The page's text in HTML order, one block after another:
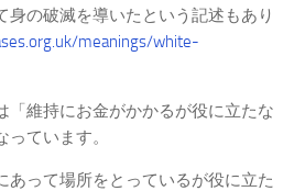
身の破滅を導いたという記述もあり
meanings/white-
「維持にお金がかかるが役に立たな
ています。
あって場所をとっているが役に立た